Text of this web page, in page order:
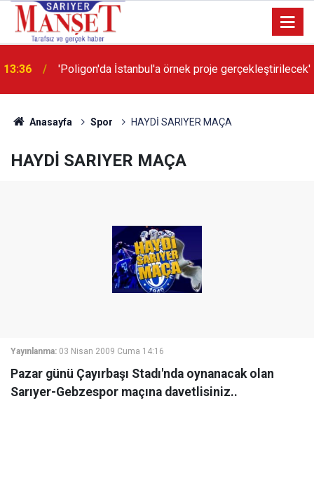
13:36 'Poligon'da İstanbul'a örnek proje gerçekleştirilecek'
Anasayfa Spor HAYDİ SARIYER MAÇA
HAYDİ SARIYER MAÇA
Yayınlanma: 03 Nisan 2009 Cuma 14:16
Pazar günü Çayırbaşı Stadı'nda oynanacak olan
Sarıyer-Gebzespor maçına davetlisiniz..